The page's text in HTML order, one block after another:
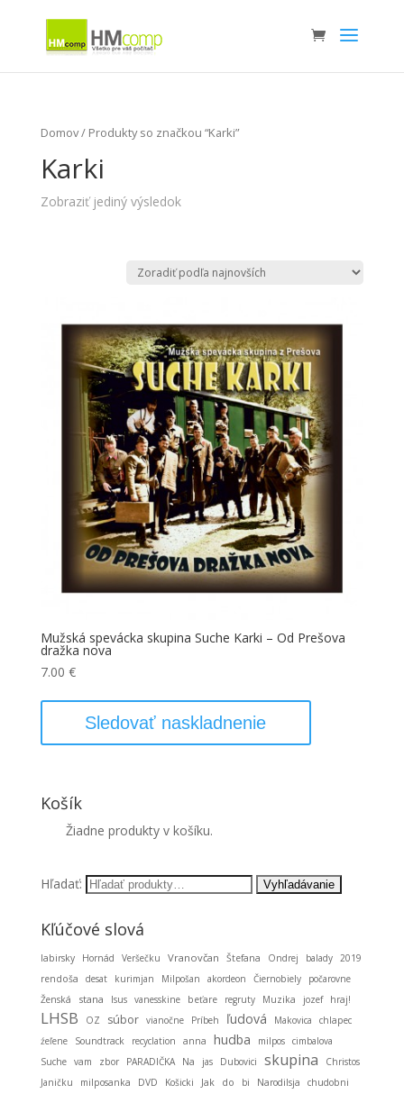
Domov/ Produkty so značkou “Karki”
Karki
Zobraziť jediný výsledok
Mužská spevácka skupina Suche Karki – Od Prešova
dražka nova
7.00 €
Sledovať naskladnenie
Košík
Žiadne produkty v košíku.
Hľadať:
Kľúčové slová
labirsky Hornád Veršečku Vranovčan Štefana Ondrej balady 2019
rendoša
desat kurimjan Milpošan akordeon Čiernobiely
počarovne
Ženská
stana Isus vanesskine beťare regruty Muzika jozef hraj!
LHSB OZ súbor vianočne Príbeh ľudová Makovica
chlapec
źeľene
Soundtrack recyclation anna hudba milpos cimbalova
Suche vam zbor PARADIČKA Na jas Dubovici skupina
Christos
Janičku
milposanka DVD Košicki Jak do bi Narodilsja chudobni